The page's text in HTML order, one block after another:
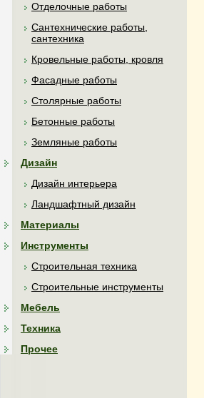
Отделочные работы
Сантехнические работы,
сантехника
Кровельные работы, кровля
Фасадные работы
Столярные работы
Бетонные работы
Земляные работы
Дизайн
Дизайн интерьера
Ландшафтный дизайн
Материалы
Инструменты
Строительная техника
Строительные инструменты
Мебель
Техника
Прочее